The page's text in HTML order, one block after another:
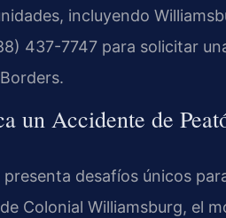
incluyendo
437-7747 para solicitar
un Accidente de
desafíos únicos
Colonial Williamsburg, el